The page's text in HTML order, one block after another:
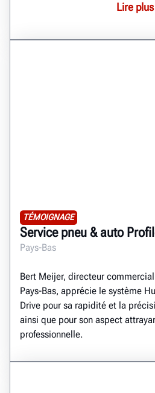
Lire plus
TÉMOIGNAGE
Service pneu & auto
Pays-Bas
Bert Meijer, directeur
Pays-Bas, apprécie le système
Drive pour sa rapidité et la
ainsi que pour son aspect
professionnelle.